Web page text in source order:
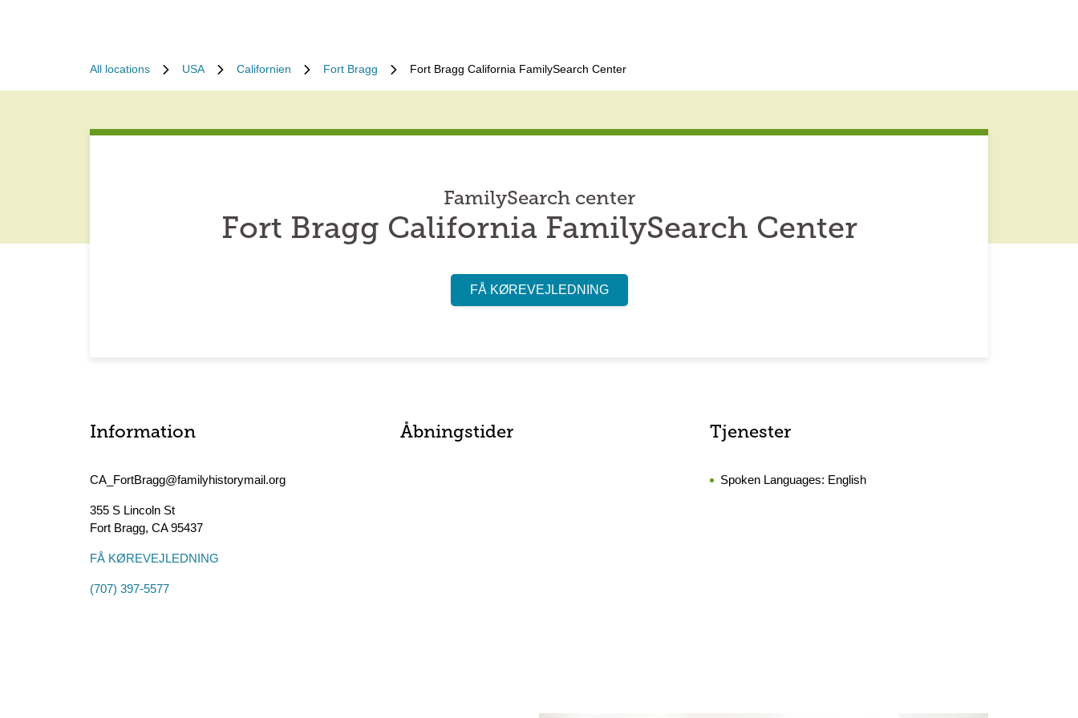
All locations USA Californien Fort Bragg Fort Bragg California FamilySearch Center
FamilySearch center
Fort Bragg California FamilySearch Center
FÅ KØREVEJLEDNING
Information
CA_FortBragg@familyhistorymail.org
355 S Lincoln St
Fort Bragg, CA95437
FÅ KØREVEJLEDNING
(707) 397-5577
Åbningstider Tjenester
Spoken Languages: English